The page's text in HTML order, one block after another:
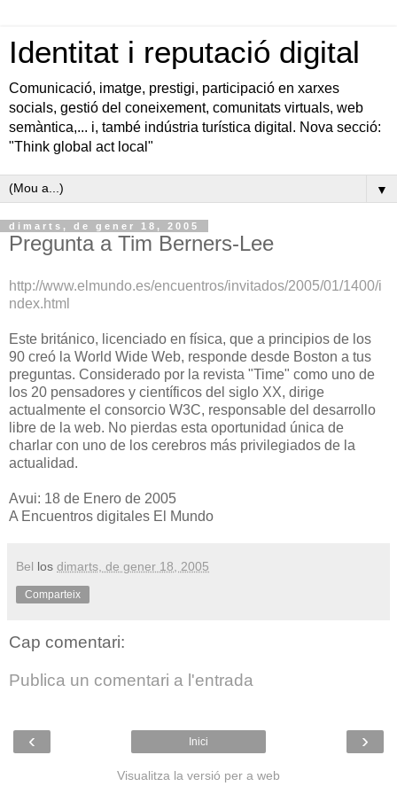
Identitat i reputació digital
Comunicació, imatge, prestigi, participació en xarxes
socials, gestió del coneixement, comunitats virtuals, web
semàntica,... i, també indústria turística digital. Nova secció:
"Think global act local"
▼
dimarts, de gener 18, 2005
Pregunta a Tim Berners-Lee
http://www.elmundo.es/encuentros/invitados/2005/01/1400/i
ndex.html
Este británico, licenciado en física, que a principios de los
90 creó la World Wide Web, responde desde Boston a tus
preguntas. Considerado por la revista "Time" como uno de
los 20 pensadores y científicos del siglo XX, dirige
actualmente el consorcio W3C, responsable del desarrollo
libre de la web. No pierdas esta oportunidad única de
charlar con uno de los cerebros más privilegiados de la
actualidad.
Avui: 18 de Enero de 2005
A Encuentros digitales El Mundo
Bel los dimarts, de gener 18, 2005
Comparteix
Cap comentari:
Publica un comentari a l'entrada
‹ ›
Inici
Visualitza la versió per a web